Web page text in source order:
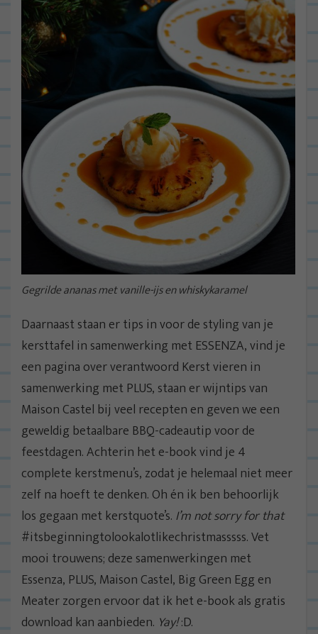
Gegrilde ananas met vanille-ijs en whiskykaramel
Daarnaast staan er tips in voor de styling van je
kersttafel in samenwerking met ESSENZA, vind je
een pagina over verantwoord Kerst vieren in
samenwerking met PLUS, staan er wijntips van
Maison Castel bij veel recepten en geven we een
geweldig betaalbare BBQ-cadeautip voor de
feestdagen. Achterin het e-book vind je 4
complete kerstmenu’s, zodat je helemaal niet meer
zelf na hoeft te denken. Oh én ik ben behoorlijk
los gegaan met kerstquote’s. I’m not sorry for that
#itsbeginningtolookalotlikechristmasssss. Vet
mooi trouwens; deze samenwerkingen met
Essenza, PLUS, Maison Castel, Big Green Egg en
Meater zorgen ervoor dat ik het e-book als gratis
download kan aanbieden. Yay!:D.